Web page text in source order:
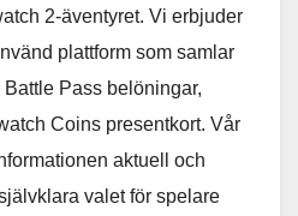
2-äventyret. Vi erbjuder
plattform som samlar
Pass belöningar,
Coins presentkort. Vår
aktuell och
valet för spelare